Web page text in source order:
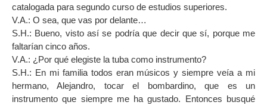
catalogada para segundo curso de estudios superiores.
V.A.: O sea, que vas por delante…
S.H.: Bueno, visto así se podría que decir que sí, porque me
faltarían cinco años.
V.A.: ¿Por qué elegiste la tuba como instrumento?
S.H.: En mi familia todos eran músicos y siempre veía a mi
hermano, Alejandro, tocar el bombardino, que es un
instrumento que siempre me ha gustado. Entonces busqué